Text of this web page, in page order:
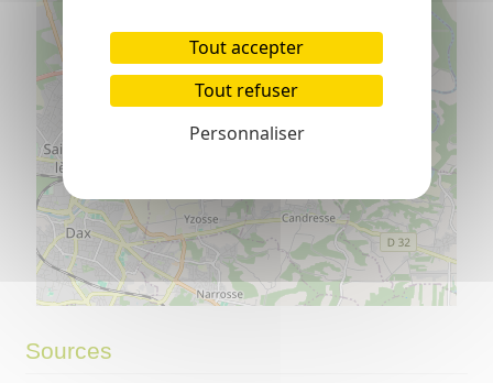
Sources
Tout accepter
Tout refuser
Personnaliser